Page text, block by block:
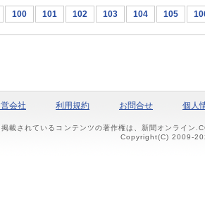
100 101 102 103 104 105
会社 利用規約 お問合せ 個人
載されているコンテンツの著作権は、新聞オンライン
Copyright(C) 2009-